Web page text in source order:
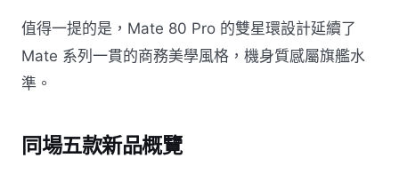
值得一提的是，Mate 80 Pro 的雙星環設計延續了
Mate 系列一貫的商務美學風格，機身質感屬旗艦水
準。
同場五款新品概覽